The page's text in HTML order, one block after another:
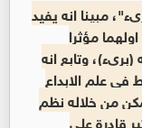
مبينا انه يفيد
مؤثرا
وتابع انه
في علم الابداع
من خلاله نظم
قادرة على